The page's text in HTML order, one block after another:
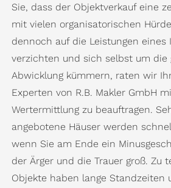
Sie, dass der Objektverkauf eine
mit vielen organisatorischen
dennoch auf die Leistungen eines
verzichten und sich selbst um die
Abwicklung kümmern, raten wir
Experten von R.B. Makler GmbH
Wertermittlung zu beauftragen.
angebotene Häuser werden
wenn Sie am Ende ein
der Ärger und die Trauer groß. Zu
Objekte haben lange Standzeiten